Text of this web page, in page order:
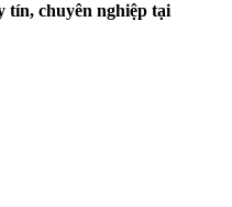
tín, chuyên nghiệp tại